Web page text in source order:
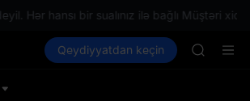
Hər hansı bir sualınız ilə bağlı Müştəri
Bazarlar Spot Futures SPCX
Qeydiyyatdan keçin
SPCX
AAOI